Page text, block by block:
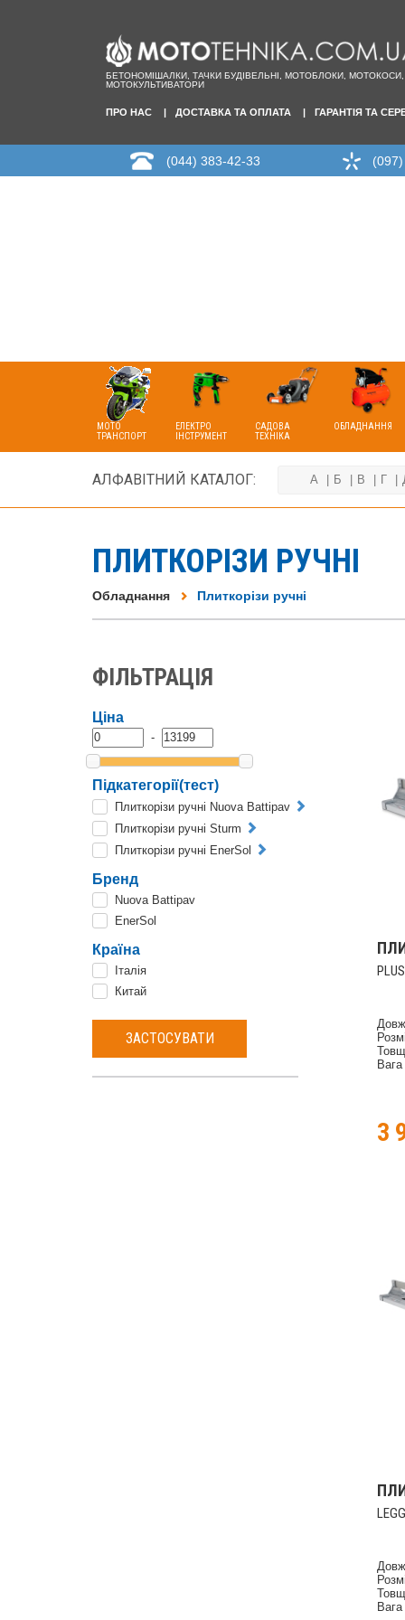
БЕТОНОМІШАЛКИ, ТАЧКИ БУДІВЕЛЬНІ, МОТОБЛОКИ, МОТОКОСИ,
МОТОКУЛЬТИВАТОРИ
ПРО НАС ДОСТАВКА ТА ОПЛАТА ГАРАНТІЯ ТА
(044) 383-42-33
МОТО
ТРАНСПОРТ
ЕЛЕКТРО
ІНСТРУМЕНТ
САДОВА
ТЕХНІКА
ОБЛАДНАННЯ
АЛФАВІТНИЙ КАТАЛОГ: А Б В Г
ПЛИТКОРІЗИ РУЧНІ
Обладнання Плиткорізи ручні
ФІЛЬТРАЦІЯ
Ціна
-
Підкатегорії(тест)
Плиткорізи ручні Nuova Battipav
Плиткорізи ручні Sturm
Плиткорізи ручні EnerSol
Бренд
Nuova Battipav
EnerSol
Країна
Італія
Китай
ЗАСТОСУВАТИ
3